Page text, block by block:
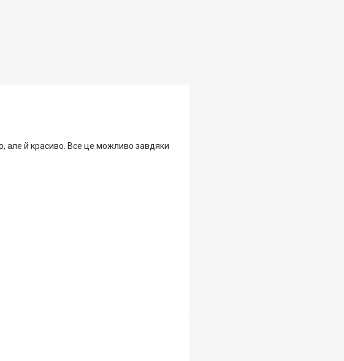
але й красиво. Все це можливо завдяки